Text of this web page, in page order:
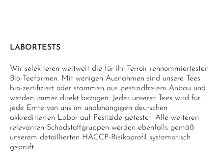
LABORTESTS
Wir selektieren weltweit die für ihr Terroir rennommiertesten
Bio-Teefarmen. Mit wenigen Ausnahmen sind unsere Tees
bio-zertifiziert oder stammen aus pestizidfreiem Anbau und
werden immer direkt bezogen. Jeder unserer Tees wird für
jede Ernte von uns im unabhängigen deutschen
akkreditierten Labor auf Pestizide getestet. Alle weiteren
relevanten Schadstoffgruppen werden ebenfalls gemäß
unserem detaillierten HACCP-Risikoprofil systematisch
geprüft.